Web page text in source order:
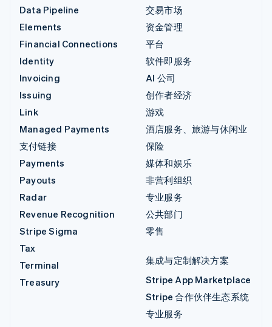
Data Pipeline
Elements
Financial Connections
Identity
Invoicing
Issuing
Link
Managed Payments
支付链接
Payments
Payouts
Radar
Revenue Recognition
Stripe Sigma
Tax
Terminal
Treasury
交易市场
资金管理
平台
软件即服务
AI 公司
创作者经济
游戏
酒店服务、旅游与休闲业
保险
媒体和娱乐
非营利组织
专业服务
公共部门
零售
集成与定制解决方案
Stripe App Marketplace
Stripe 合作伙伴生态系统
专业服务